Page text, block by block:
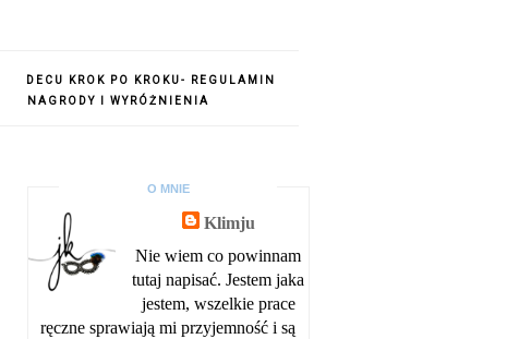
DECU KROK PO KROKU- REGULAMIN
NAGRODY I WYRÓŻNIENIA
O MNIE
Klimju
Nie wiem co powinnam
tutaj napisać. Jestem jaka
jestem, wszelkie prace
ręczne sprawiają mi przyjemność i są